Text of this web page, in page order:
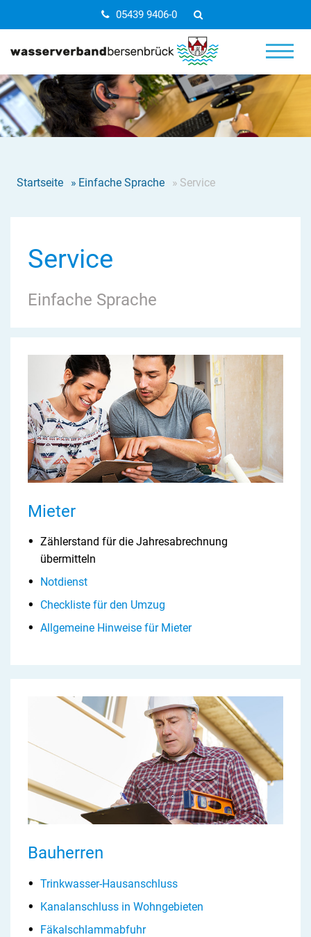
05439 9406-0
Startseite » Einfache Sprache » Service
Service
Einfache Sprache
Mieter
Zählerstand für die Jahresabrechnung
übermitteln
Notdienst
Checkliste für den Umzug
Allgemeine Hinweise für Mieter
Bauherren
Trinkwasser-Hausanschluss
Kanalanschluss in Wohngebieten
Fäkalschlammabfuhr